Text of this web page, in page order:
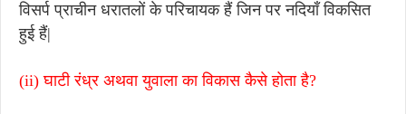
विसर्प प्राचीन धरातलों के परिचायक हैं जिन पर नदियाँ विकसित
हुई हैं|
(ii) घाटी रंध्र अथवा युवाला का विकास कैसे होता है?